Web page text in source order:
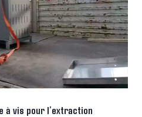
à vis pour l’extraction